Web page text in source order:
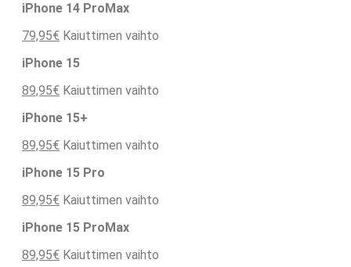
iPhone 14 ProMax
79,95€ Kaiuttimen vaihto
iPhone 15
89,95€ Kaiuttimen vaihto
iPhone 15+
89,95€ Kaiuttimen vaihto
iPhone 15 Pro
89,95€ Kaiuttimen vaihto
iPhone 15 ProMax
89,95€ Kaiuttimen vaihto